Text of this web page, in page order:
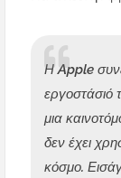
Η Apple
εργοστάσιό
μια
δεν έχει
κόσμο.